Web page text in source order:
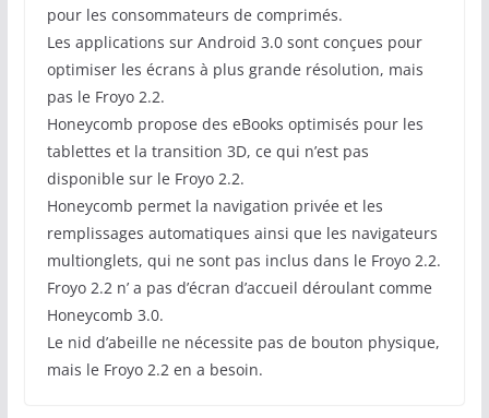
pour les consommateurs de comprimés.
Les applications sur Android 3.0 sont conçues pour
optimiser les écrans à plus grande résolution, mais
pas le Froyo 2.2.
Honeycomb propose des eBooks optimisés pour les
tablettes et la transition 3D, ce qui n’est pas
disponible sur le Froyo 2.2.
Honeycomb permet la navigation privée et les
remplissages automatiques ainsi que les navigateurs
multionglets, qui ne sont pas inclus dans le Froyo 2.2.
Froyo 2.2 n’ a pas d’écran d’accueil déroulant comme
Honeycomb 3.0.
Le nid d’abeille ne nécessite pas de bouton physique,
mais le Froyo 2.2 en a besoin.